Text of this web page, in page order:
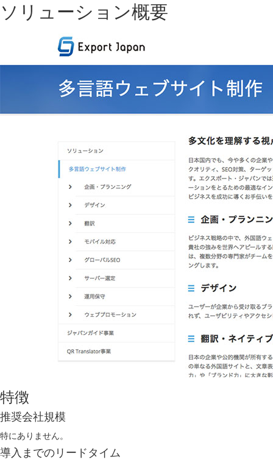
ソリューション概要
特徴
推奨会社規模
特にありません。
導入までのリードタイム